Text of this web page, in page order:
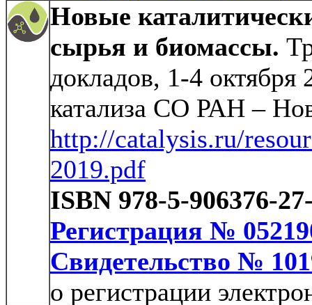
Новые
сырья и биомассы.
докладов, 1-4
катализа СО РАН –
http://catalysis.ru/
2019.pdf
ISBN 978-5-906376-
Регистрация №
Свидетельство №
о регистрации